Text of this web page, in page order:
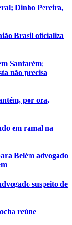
Dinho Pereira,
Brasil oficializa
Santarém;
não precisa
por ora,
em ramal na
Belém advogado
suspeito de
reúne